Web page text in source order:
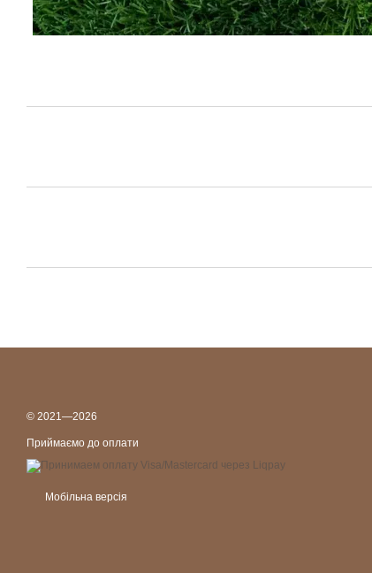
© 2021—2026
Приймаємо до оплати
Мобільна версія